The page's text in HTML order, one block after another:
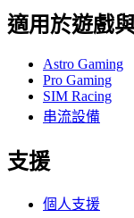
適用於遊戲
Astro Gaming
Pro Gaming
SIM Racing
串流設備
支援
個人支援